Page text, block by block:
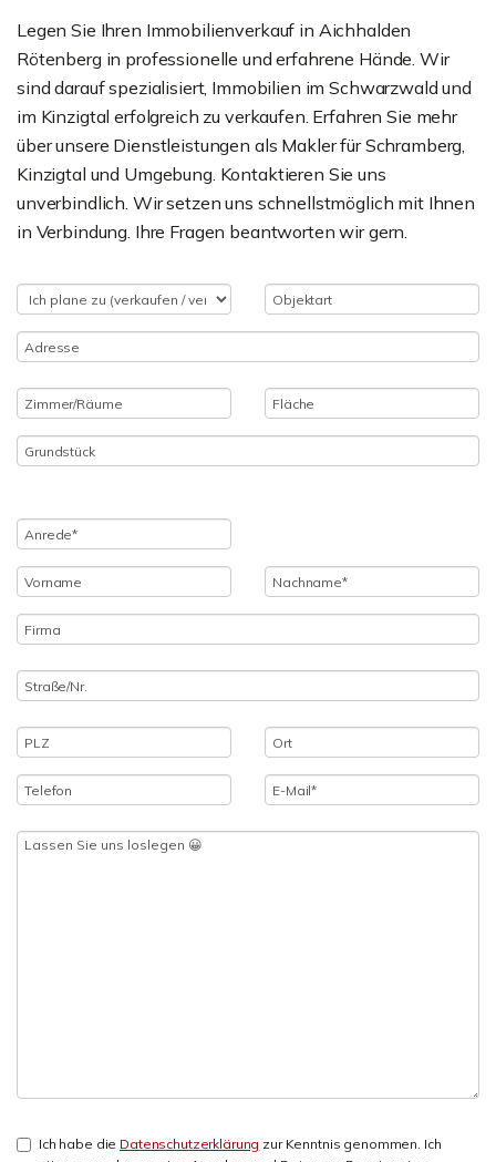
Legen Sie Ihren Immobilienverkauf in Aichhalden
Rötenberg in professionelle und erfahrene Hände. Wir
sind darauf spezialisiert, Immobilien im Schwarzwald und
im Kinzigtal erfolgreich zu verkaufen. Erfahren Sie mehr
über unsere Dienstleistungen als Makler für Schramberg,
Kinzigtal und Umgebung. Kontaktieren Sie uns
unverbindlich. Wir setzen uns schnellstmöglich mit Ihnen
in Verbindung. Ihre Fragen beantworten wir gern.
Ich habe die Datenschutzerklärung zur Kenntnis genommen. Ich